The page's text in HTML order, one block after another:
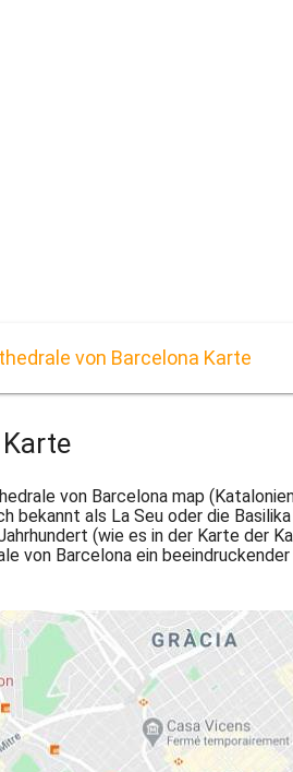
von Barcelona Karte
von Barcelona map
bekannt als La Seu oder die
(wie es in der Karte der
von Barcelona ein